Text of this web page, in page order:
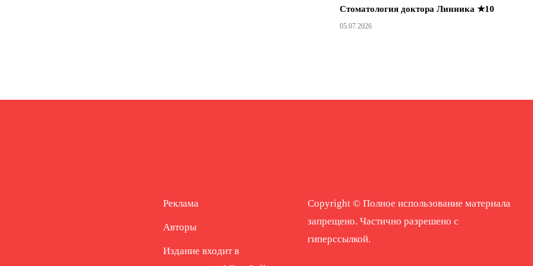
Стоматология доктора Линника ★10
05.07.2026
Реклама
Авторы
Издание входит в
Copyright © Полное использование материала
запрещено. Частично разрешено с
гиперссылкой.